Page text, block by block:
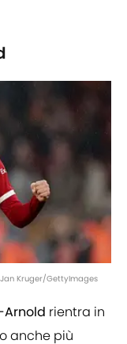
Kruger/GettyImages
Arnold rientra in
anche più